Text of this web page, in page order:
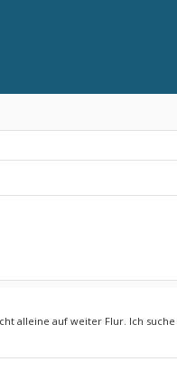
alleine auf weiter Flur. Ich